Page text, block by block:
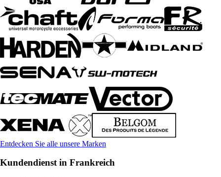
Entdecken Sie alle unsere Marken
Kundendienst in Frankreich